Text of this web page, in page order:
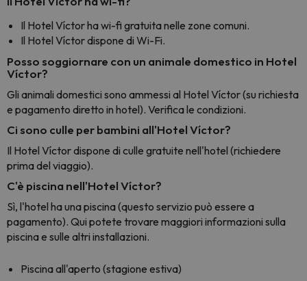
Il Hotel Víctor ha wi-fi gratuita nelle zone comuni.
Il Hotel Víctor dispone di Wi-Fi.
Posso soggiornare con un animale domestico in Hotel
Víctor?
Gli animali domestici sono ammessi al Hotel Víctor (su richiesta
e pagamento diretto in hotel). Verifica le condizioni.
Ci sono culle per bambini all'Hotel Víctor?
Il Hotel Víctor dispone di culle gratuite nell'hotel (richiedere
prima del viaggio).
C'è piscina nell'Hotel Víctor?
Sì, l'hotel ha una piscina (questo servizio può essere a
pagamento). Qui potete trovare maggiori informazioni sulla
piscina e sulle altri installazioni.
Piscina all'aperto (stagione estiva)